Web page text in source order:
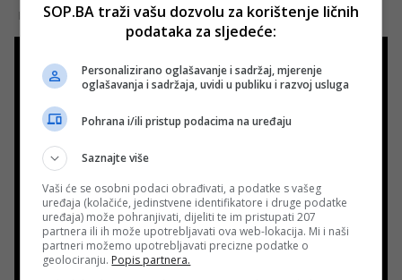
SOP.BA traži vašu dozvolu za korištenje ličnih
podataka za sljedeće:
Personalizirano oglašavanje i sadržaj, mjerenje
oglašavanja i sadržaja, uvidi u publiku i razvoj usluga
Pohrana i/ili pristup podacima na uređaju
Saznajte više
Vaši će se osobni podaci obrađivati, a podatke s vašeg
uređaja (kolačiće, jedinstvene identifikatore i druge podatke
uređaja) može pohranjivati, dijeliti te im pristupati 207
partnera ili ih može upotrebljavati ova web-lokacija. Mi i naši
partneri možemo upotrebljavati precizne podatke o
geolociranju. Popis partnera.